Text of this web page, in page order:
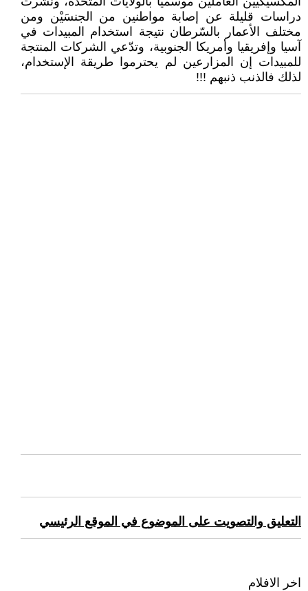
دراسات قليلة عن إصابة مواطنين من الجنسَيْن ومن
مختلف الأعمار بالسّرطان نتيجة استخدام المبيدات في
آسيا وإفريقيا وأمريكا الجنوبية، وتدّعي الشركات المنتجة
للمبيدات إن المزارعين لم يحترموا طريقة الإستخدام،
لذلك فالذنب ذنبهم !!!
التعليق والتصويت على الموضوع في الموقع الرئيسي
اخر الافلام